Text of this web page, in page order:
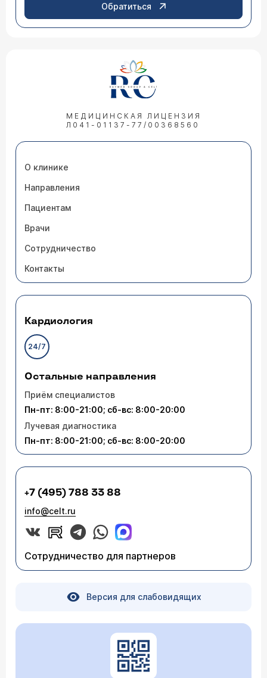
Обратиться
МЕДИЦИНСКАЯ ЛИЦЕНЗИЯ
Л041-01137-77/00368560
О клинике
Направления
Пациентам
Врачи
Сотрудничество
Контакты
Кардиология
24/7
Остальные направления
Приём специалистов
Пн-пт: 8:00-21:00; сб-вс: 8:00-20:00
Лучевая диагностика
Пн-пт: 8:00-21:00; сб-вс: 8:00-20:00
+7 (495) 788 33 88
info@celt.ru
Сотрудничество для партнеров
Версия для слабовидящих